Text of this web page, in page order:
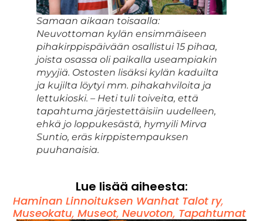
Samaan aikaan toisaalla:
Neuvottoman kylän ensimmäiseen
pihakirppispäivään osallistui 15 pihaa,
joista osassa oli paikalla useampiakin
myyjiä. Ostosten lisäksi kylän kaduilta
ja kujilta löytyi mm. pihakahviloita ja
lettukioski. – Heti tuli toiveita, että
tapahtuma järjestettäisiin uudelleen,
ehkä jo loppukesästä, hymyili Mirva
Suntio, eräs kirppistempauksen
puuhanaisia.
Lue lisää aiheesta:
Haminan Linnoituksen Wanhat Talot ry,
Museokatu,Museot,Neuvoton, Tapahtumat